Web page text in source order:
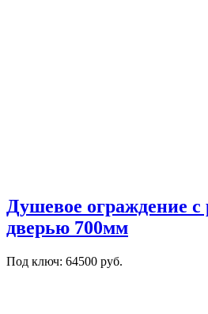
Душевое ограждение с
дверью 700мм
Под ключ: 64500 руб.